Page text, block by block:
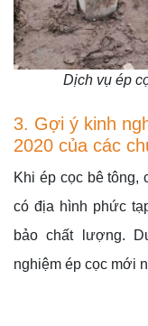
Dịch vụ ép
3. Gợi ý kinh
2020 của các
Khi ép cọc bê tông,
có địa hình phức
bảo chất lượng.
nghiệm ép cọc mới